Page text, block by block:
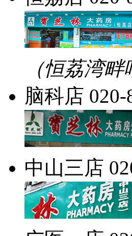
（恒荔湾
脑科店 020-
中山三店